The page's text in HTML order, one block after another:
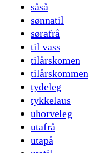
såså
sønnatil
sørafrå
til vass
tilårskomen
tilårskommen
tydeleg
tykkelaus
uhorveleg
utafrå
utapå